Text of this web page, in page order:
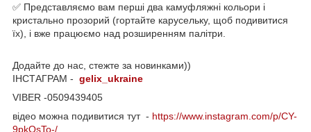
✅ Представляємо вам перші два камуфляжні кольори і
кристально прозорий (гортайте карусельку, щоб подивитися
їх), і вже працюємо над розширенням палітри.
Додайте до нас, стежте за новинками))
ІНСТАГРАМ - gelix_ukraine
VIBER -0509439405
відео можна подивитися тут - https://www.instagram.com/p/CY-
9pkOsTo-/